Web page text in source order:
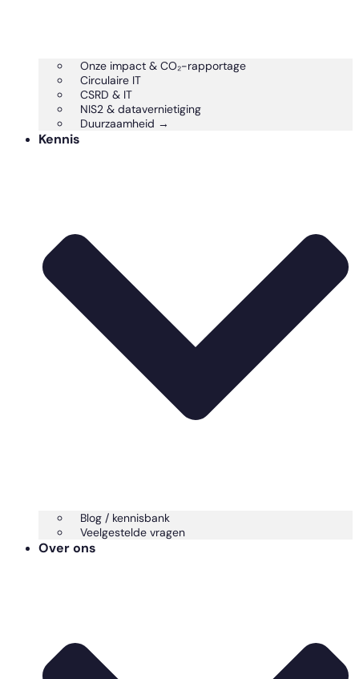
Onze impact & CO₂-rapportage
Circulaire IT
CSRD & IT
NIS2 & datavernietiging
Duurzaamheid →
Kennis
Blog / kennisbank
Veelgestelde vragen
Over ons